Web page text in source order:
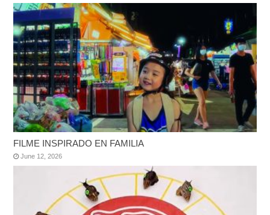
FILME INSPIRADO EN FAMILIA
June 12, 2026